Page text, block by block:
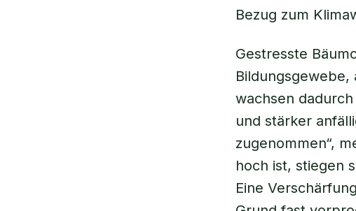
Bezug zum
Gestresste
wachsen
und stärker
zugenommen“,
hoch ist, stiegen
Eine